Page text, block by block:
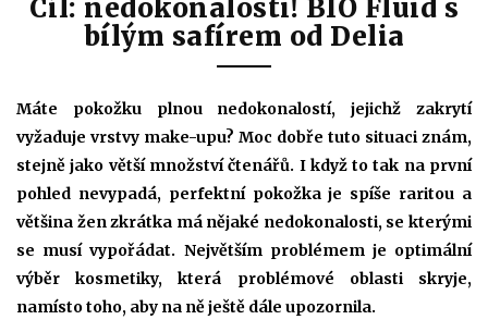
Cíl: nedokonalosti! BIO Fluid s
bílým safírem od Delia
Máte pokožku plnou nedokonalostí, jejichž zakrytí
vyžaduje vrstvy make-upu? Moc dobře tuto situaci znám,
stejně jako větší množství čtenářů. I když to tak na první
pohled nevypadá, perfektní pokožka je spíše raritou a
většina žen zkrátka má nějaké nedokonalosti, se kterými
se musí vypořádat. Největším problémem je optimální
výběr kosmetiky, která problémové oblasti skryje,
namísto toho, aby na ně ještě dále upozornila.